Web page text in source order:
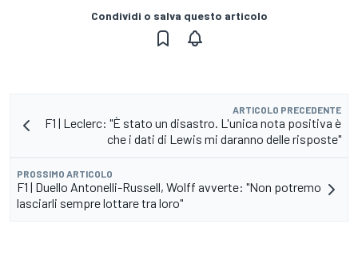
Condividi o salva questo articolo
ARTICOLO PRECEDENTE
F1 | Leclerc: "È stato un disastro. L'unica nota positiva è
che i dati di Lewis mi daranno delle risposte"
PROSSIMO ARTICOLO
F1 | Duello Antonelli-Russell, Wolff avverte: "Non potremo
lasciarli sempre lottare tra loro"